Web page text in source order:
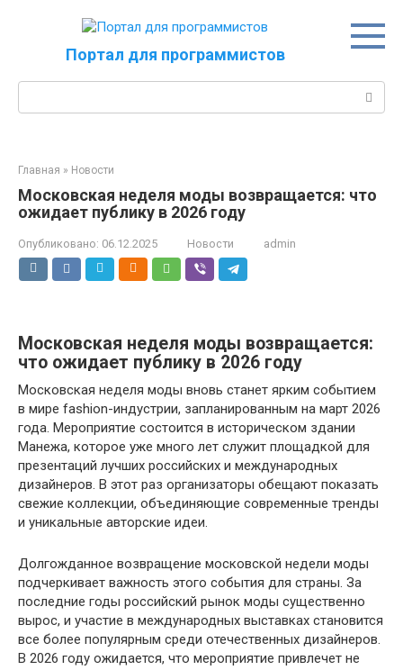
Портал для программистов
Главная » Новости
Московская неделя моды возвращается: что
ожидает публику в 2026 году
Опубликовано: 06.12.2025 Новости admin
Московская неделя моды возвращается:
что ожидает публику в 2026 году
Московская неделя моды вновь станет ярким событием
в мире fashion-индустрии, запланированным на март 2026
года. Мероприятие состоится в историческом здании
Манежа, которое уже много лет служит площадкой для
презентаций лучших российских и международных
дизайнеров. В этот раз организаторы обещают показать
свежие коллекции, объединяющие современные тренды
и уникальные авторские идеи.
Долгожданное возвращение московской недели моды
подчеркивает важность этого события для страны. За
последние годы российский рынок моды существенно
вырос, и участие в международных выставках становится
все более популярным среди отечественных дизайнеров.
В 2026 году ожидается, что мероприятие привлечет не